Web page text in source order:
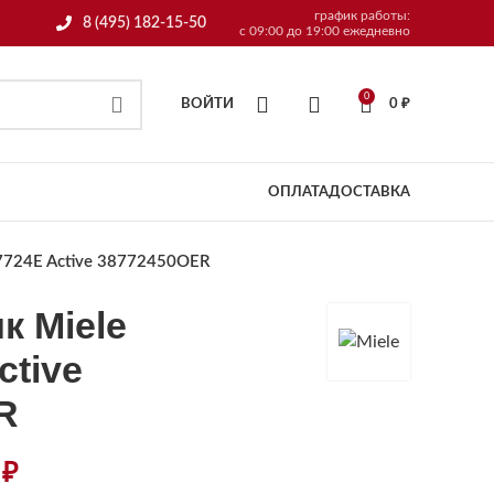
8 (495) 182-15-50
график работы:
с 09:00 до 19:00 ежедневно
ВОЙТИ
0
0 ₽
ОПЛАТАДОСТАВКА
Active 38772450OER
Miele
₽